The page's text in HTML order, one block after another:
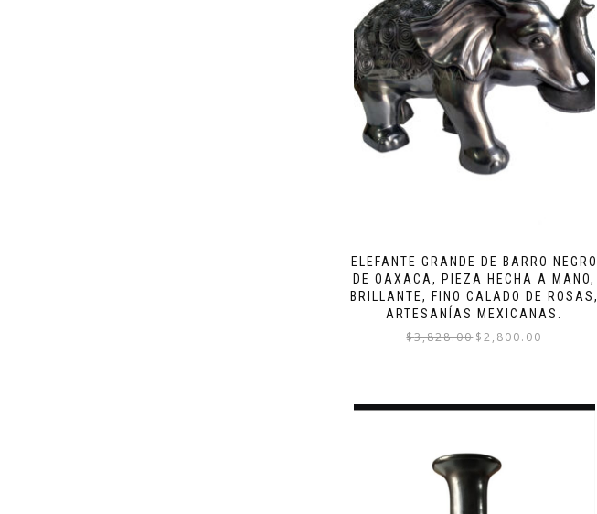
ELEFANTE GRANDE DE BARRO NEGRO
DE OAXACA, PIEZA HECHA A MANO,
BRILLANTE, FINO CALADO DE ROSAS,
ARTESANÍAS MEXICANAS.
$3,828.00 El
$3,828.00.
$2,800.00
$2,800.00.